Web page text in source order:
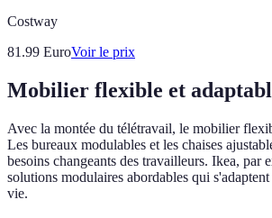
Costway
81.99 EuroVoir le prix
Mobilier flexible et
Avec la montée du télétravail, le mobilier
Les bureaux modulables et les chaises
besoins changeants des travailleurs. Ikea, par
solutions modulaires abordables qui s'adaptent
vie.